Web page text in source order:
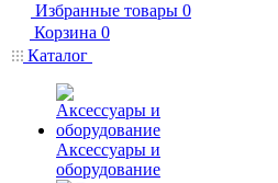
Избранные товары 0
Корзина 0
Каталог
Аксессуары и
оборудование